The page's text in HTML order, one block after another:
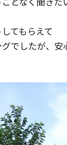
てもらえて
でしたが、安